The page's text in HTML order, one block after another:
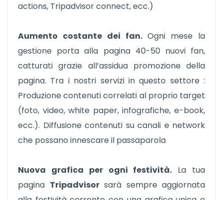
actions, Tripadvisor connect, ecc.)
Aumento costante dei fan.Ogni mese la
gestione porta alla pagina 40-50 nuovi fan,
catturati grazie all’assidua promozione della
pagina. Tra i nostri servizi in questo settore :
Produzione contenuti correlati al proprio target
(foto, video, white paper, infografiche, e-book,
ecc.). Diffusione contenuti su canali e network
che possano innescare il passaparola
Nuova grafica per ogni festività. La tua
pagina Tripadvisorsarà sempre aggiornata